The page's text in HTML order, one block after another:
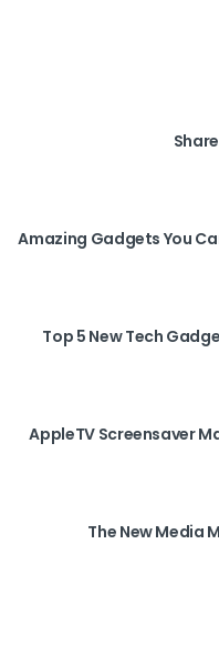
Top 5 New Tech
AppleTV Screensaver
The New Media